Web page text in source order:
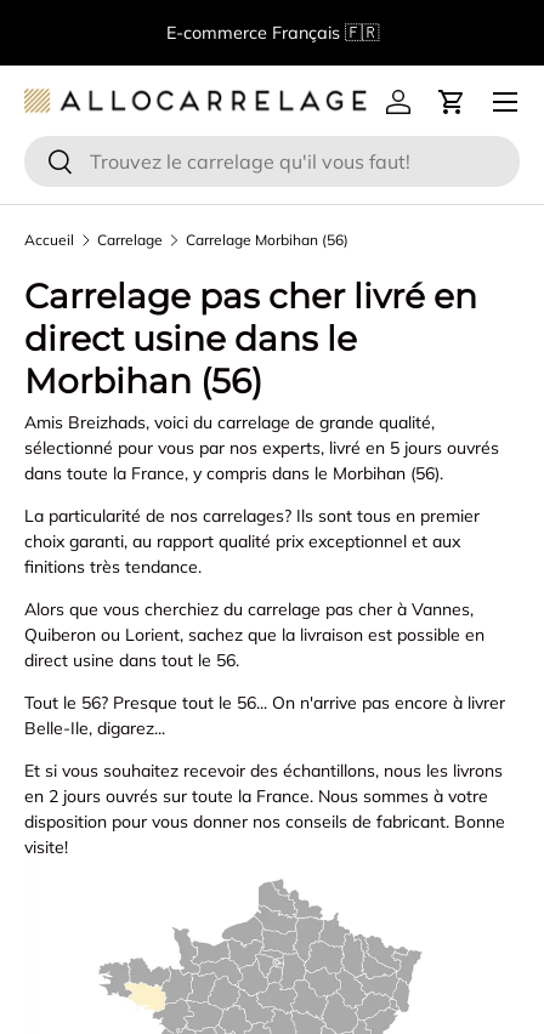
Aller au contenu
E-commerce Français 🇫🇷
Recherche
Rechercher
Se connecter
Panier
Menu
Accueil Carrelage Carrelage Morbihan (56)
Carrelage pas cher livré en
direct usine dans le
Morbihan (56)
Amis Breizhads, voici du carrelage de grande qualité,
sélectionné pour vous par nos experts, livré en 5 jours ouvrés
dans toute la France, y compris dans le Morbihan (56).
La particularité de nos carrelages? Ils sont tous en premier
choix garanti, au rapport qualité prix exceptionnel et aux
finitions très tendance.
Alors que vous cherchiez du carrelage pas cher à Vannes,
Quiberon ou Lorient, sachez que la livraison est possible en
direct usine dans tout le 56.
Tout le 56? Presque tout le 56... On n'arrive pas encore à livrer
Belle-Ile, digarez...
Et si vous souhaitez recevoir des échantillons, nous les livrons
en 2 jours ouvrés sur toute la France. Nous sommes à votre
disposition pour vous donner nos conseils de fabricant. Bonne
visite!